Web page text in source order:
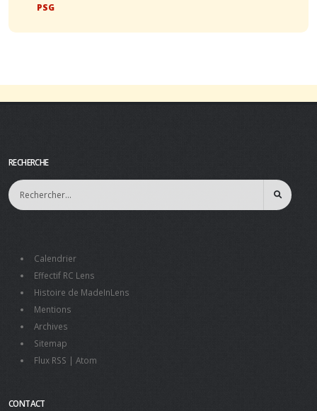
PSG
RECHERCHE
Calendrier
Effectif RC Lens
Histoire de MadeInLens
Mentions
Archives
Sitemap
Flux RSS | Atom
CONTACT